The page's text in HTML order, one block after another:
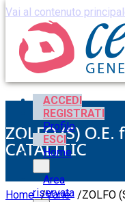
Vai al contenuto
ACCEDI
REGISTRATI
Profilo
ESCI
Home
Area
riservata
ZOLFO (S)
CATALITIC
Home /Varie /ZOLFO